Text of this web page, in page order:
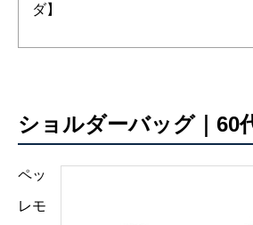
ダ】
ショルダーバッグ｜60
ペッ
レモ